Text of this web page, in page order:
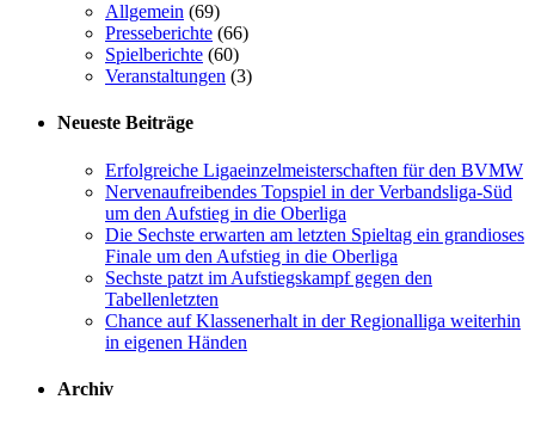
Allgemein (69)
Presseberichte (66)
Spielberichte (60)
Veranstaltungen (3)
Neueste Beiträge
Erfolgreiche Ligaeinzelmeisterschaften für den BVMW
Nervenaufreibendes Topspiel in der Verbandsliga-Süd
um den Aufstieg in die Oberliga
Die Sechste erwarten am letzten Spieltag ein grandioses
Finale um den Aufstieg in die Oberliga
Sechste patzt im Aufstiegskampf gegen den
Tabellenletzten
Chance auf Klassenerhalt in der Regionalliga weiterhin
in eigenen Händen
Archiv